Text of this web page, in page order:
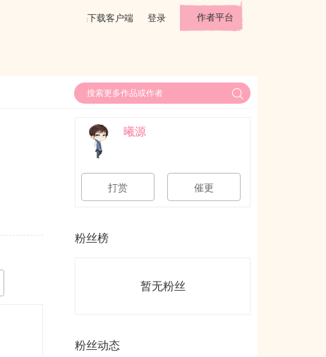
下载客户端 登录 作者平台
曦源
打赏 催更
粉丝榜
暂无粉丝
粉丝动态